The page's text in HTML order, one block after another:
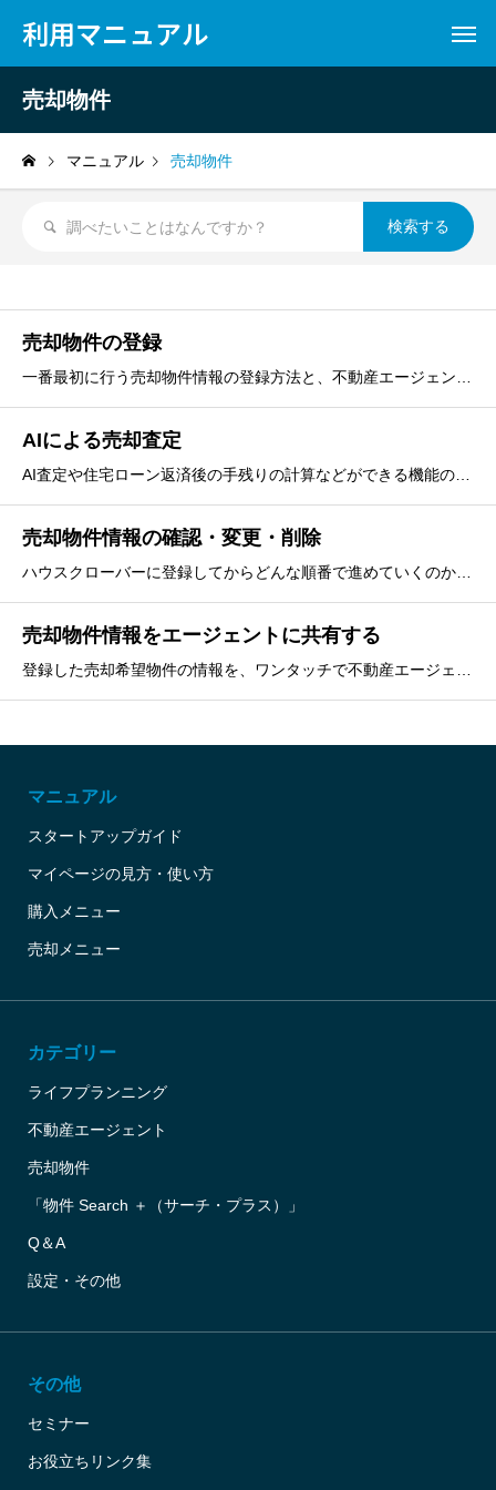
利用マニュアル
売却物件
マニュアル 売却物件
売却物件の登録
AIによる売却査定
売却物件情報の確認・変更・削除
売却物件情報をエージェントに共有する
マニュアル
スタートアップガイド
マイページの見方・使い方
購入メニュー
売却メニュー
カテゴリー
ライフプランニング
不動産エージェント
売却物件
「物件 Search ＋（サーチ・プラス）」
Q＆A
設定・その他
その他
セミナー
お役立ちリンク集